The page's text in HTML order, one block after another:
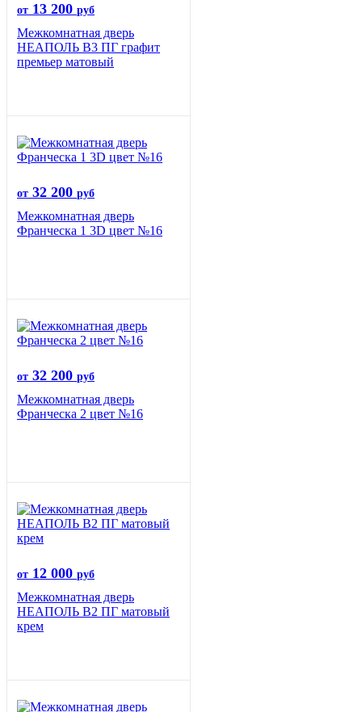
от 13 200 руб
Межкомнатная дверь
НЕАПОЛЬ В3 ПГ графит
премьер матовый
от 32 200 руб
Межкомнатная дверь
Франческа 1 3D цвет №16
от 32 200 руб
Межкомнатная дверь
Франческа 2 цвет №16
от 12 000 руб
Межкомнатная дверь
НЕАПОЛЬ В2 ПГ матовый
крем